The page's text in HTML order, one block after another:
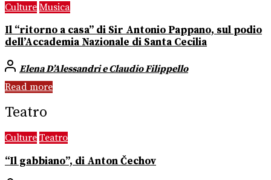
Culture Musica
Il “ritorno a casa” di Sir Antonio Pappano, sul podio
dell’Accademia Nazionale di Santa Cecilia
Elena D’Alessandri e Claudio Filippello
Read more
Teatro
Culture Teatro
“Il gabbiano”, di Anton Čechov